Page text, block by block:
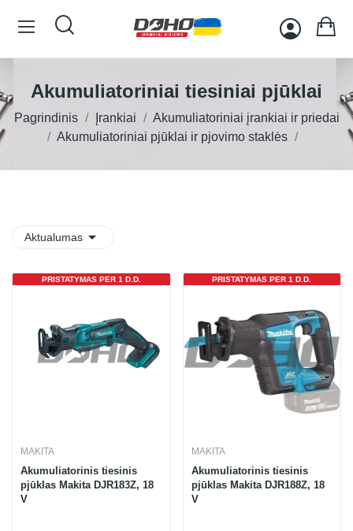
Akumuliatoriniai tiesiniai pjūklai
Pagrindinis Įrankiai
Akumuliatoriniai įrankiai ir priedai
Akumuliatoriniai pjūklai ir pjovimo staklės
Aktualumas 
PRISTATYMAS PER 1 D.D.
MAKITA
Akumuliatorinis tiesinis
pjūklas Makita DJR183Z, 18
V
PRISTATYMAS PER 1 D.D.
MAKITA
Akumuliatorinis tiesinis
pjūklas Makita DJR188Z, 18
V